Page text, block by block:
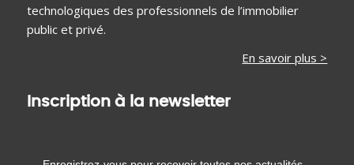
technologiques des professionnels de l’immobilier
public et privé.
En savoir plus >
Inscription à la newsletter